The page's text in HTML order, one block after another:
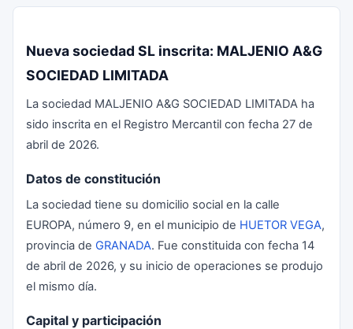
Nueva sociedad SL inscrita: MALJENIO A&G
SOCIEDAD LIMITADA
La sociedad MALJENIO A&G SOCIEDAD LIMITADA ha
sido inscrita en el Registro Mercantil con fecha 27 de
abril de 2026.
Datos de constitución
La sociedad tiene su domicilio social en la calle
EUROPA, número 9, en el municipio de HUETOR VEGA,
provincia de GRANADA. Fue constituida con fecha 14
de abril de 2026, y su inicio de operaciones se produjo
el mismo día.
Capital y participación